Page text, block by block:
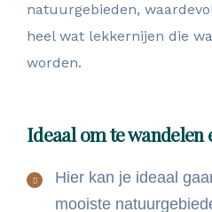
natuurgebieden,
heel wat lekkernijen die
worden.
Ideaal om te wandelen
Hier kan je ideaal
mooiste